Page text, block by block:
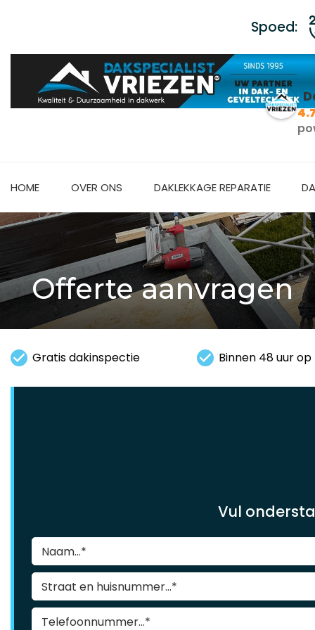
Spoed:
HOME OVER ONS DAKLEKKAGE REPARATIE
Offerte aanvragen
Gratis dakinspectie Binnen 48 uur
Vul